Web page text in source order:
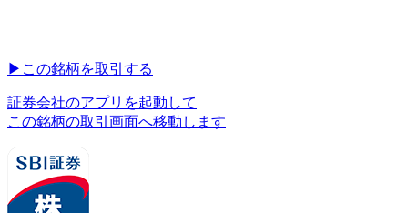
▶︎ この銘柄を取引する
証券会社のアプリを起動して
この銘柄の取引画面へ移動します